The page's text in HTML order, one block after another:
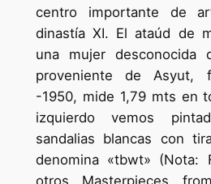
centro importante de
dinastía XI. El ataúd de
una mujer desconocida
proveniente de Asyut,
-1950, mide 1,79 mts en
izquierdo vemos
sandalias blancas con
denomina «tbwt» (Nota:
otros Masterpieces